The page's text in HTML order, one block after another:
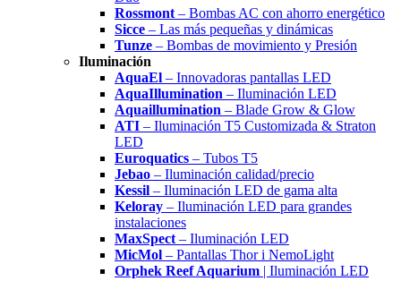
Rossmont – Bombas AC con ahorro energético
Sicce – Las más pequeñas y dinámicas
Tunze – Bombas de movimiento y Presión
Iluminación
AquaEl – Innovadoras pantallas LED
AquaIllumination – Iluminación LED
Aquaillumination – Blade Grow & Glow
ATI – Iluminación T5 Customizada & Straton
LED
Euroquatics – Tubos T5
Jebao – Iluminación calidad/precio
Kessil – Iluminación LED de gama alta
Keloray – Iluminación LED para grandes
instalaciones
MaxSpect – Iluminación LED
MicMol – Pantallas Thor i NemoLight
Orphek Reef Aquarium | Iluminación LED